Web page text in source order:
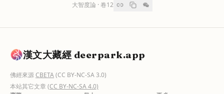
大智度論 · 卷12
漢文大藏經 deerpark.app
佛經來源CBETA(CC BY-NC-SA 3.0)
本站其它文章(CC BY-NC-SA 4.0)